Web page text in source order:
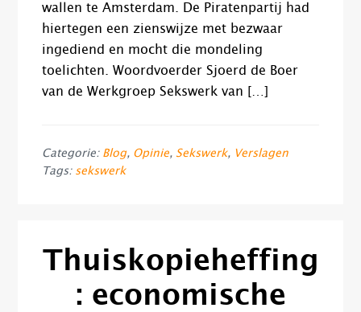
wallen te Amsterdam. De Piratenpartij had
hiertegen een zienswijze met bezwaar
ingediend en mocht die mondeling
toelichten. Woordvoerder Sjoerd de Boer
van de Werkgroep Sekswerk van […]
Categorie: Blog, Opinie,Sekswerk, Verslagen
Tags: sekswerk
Thuiskopieheffing
: economische